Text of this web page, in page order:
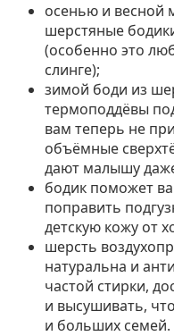
осенью и весной
шерстяные
(особенно это
слинге);
зимой боди из
термоподдёвы
вам теперь не
объёмные
дают малышу
бодик поможет
поправить
детскую кожу от
шерсть
натуральна и
частой стирки,
и высушивать,
и больших семей.